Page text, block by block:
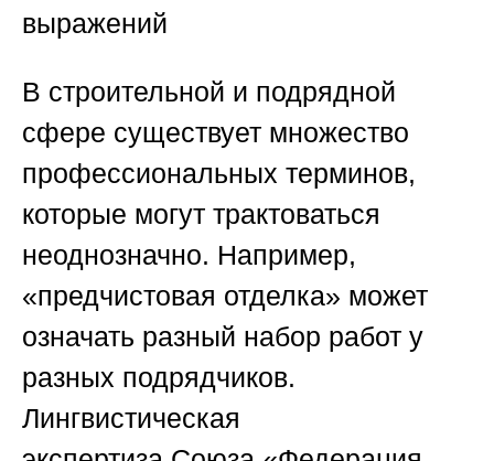
выражений
В строительной и подрядной
сфере существует множество
профессиональных терминов,
которые могут трактоваться
неоднозначно. Например,
«предчистовая отделка» может
означать разный набор работ у
разных подрядчиков.
Лингвистическая